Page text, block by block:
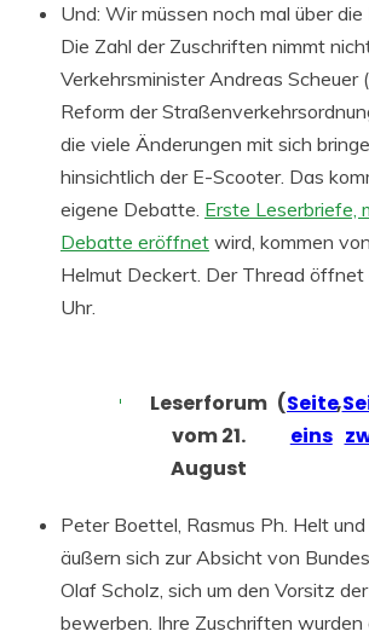
Und: Wir müssen noch mal über
Die Zahl der Zuschriften nimmt
Verkehrsminister Andreas Scheuer
Reform der
die viele Änderungen mit sich
hinsichtlich der E-Scooter. Das
eigene Debatte. Erste Leserbriefe,
Debatte eröffnet wird, kommen
Helmut Deckert. Der Thread öffnet
Uhr.
Leserforum
vom 21.
August
(Seite
eins
,
Peter Boettel, Rasmus Ph. Helt
äußern sich zur Absicht von
Olaf Scholz, sich um den Vorsitz
bewerben. Ihre Zuschriften wurden